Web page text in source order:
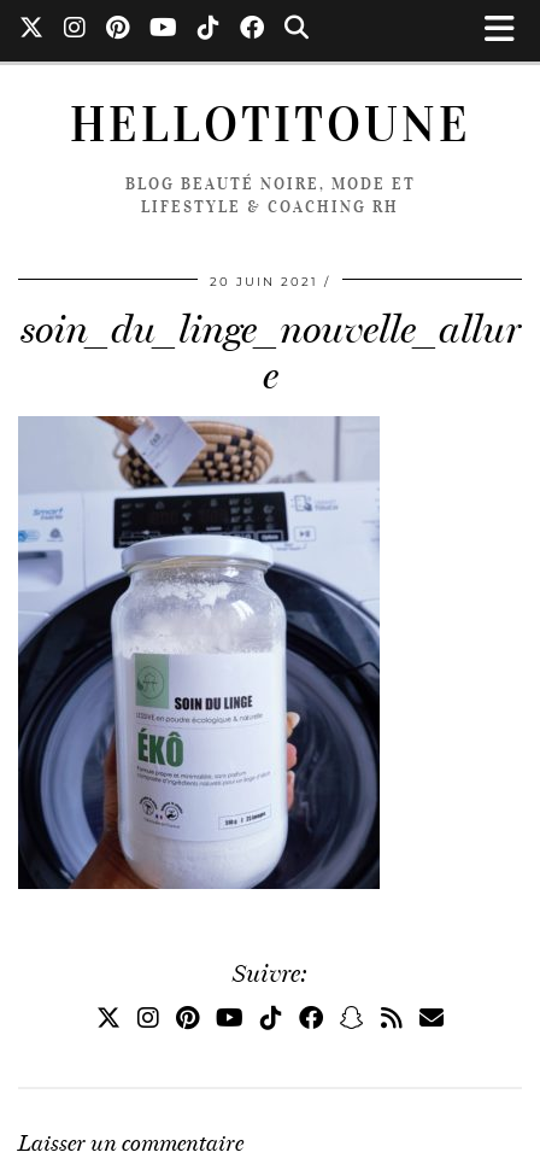
HELLOTITOUNE
BLOG BEAUTÉ NOIRE, MODE ET
LIFESTYLE & COACHING RH
20 JUIN 2021
soin_du_linge_nouvelle_allur
e
Suivre:
Laisser un commentaire